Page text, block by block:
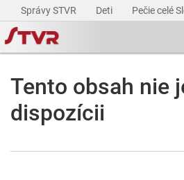
Správy STVR Deti Pečie celé
Tento obsah nie
dispozícii